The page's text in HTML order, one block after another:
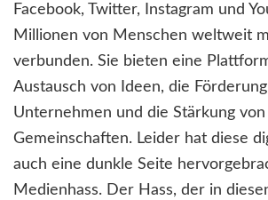
Facebook, Twitter, Instagram und
Millionen von Menschen weltweit
verbunden. Sie bieten eine
Austausch von Ideen, die
Unternehmen und die Stärkung von
Gemeinschaften. Leider hat diese
auch eine dunkle Seite
Medienhass. Der Hass, der in